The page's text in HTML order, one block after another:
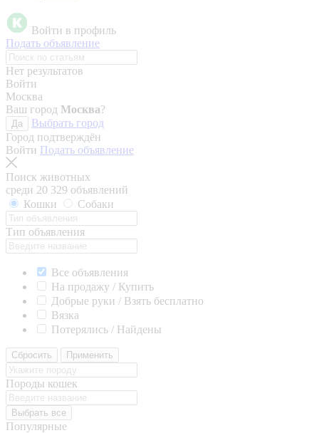
Войти в профиль
Подать объявление
Нет результатов
Войти
Москва
Ваш город Москва?
Да
Выбрать город
Город подтверждён
Войти Подать объявление
Поиск животных
среди 20 329 объявлений
Кошки
Собаки
Тип объявления
Все объявления
На продажу / Купить
Добрые руки / Взять бесплатно
Вязка
Потерялись / Найдены
Сбросить Применить
Породы кошек
Выбрать все
Популярные